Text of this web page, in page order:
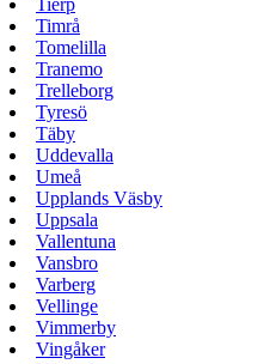
Tierp
Timrå
Tomelilla
Tranemo
Trelleborg
Tyresö
Täby
Uddevalla
Umeå
Upplands Väsby
Uppsala
Vallentuna
Vansbro
Varberg
Vellinge
Vimmerby
Vingåker